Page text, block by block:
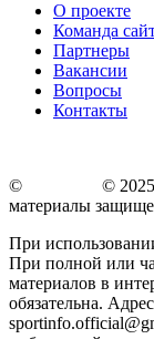
О проекте
Команда
Партнеры
Вакансии
Вопросы
Контакты
©
©
материалы
При
При полной или
материалов в
обязательна.